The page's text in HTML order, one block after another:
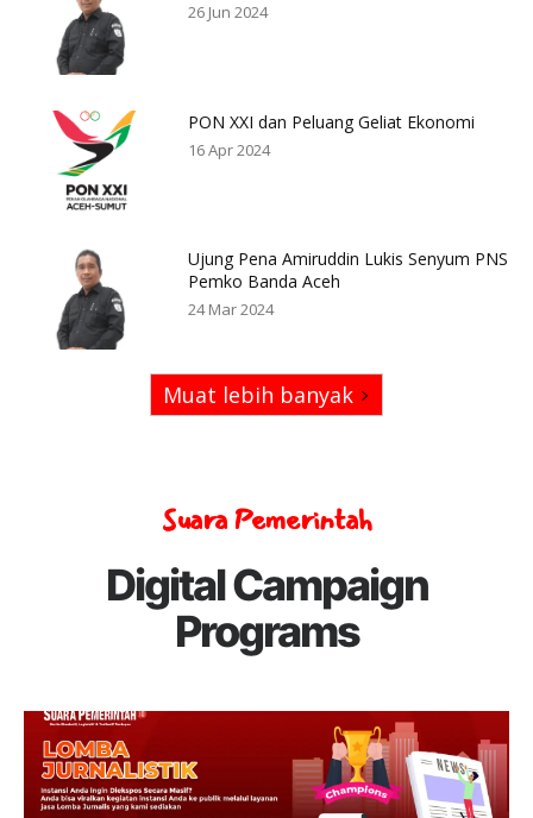
26 Jun 2024
PON XXI dan Peluang Geliat Ekonomi
16 Apr 2024
Ujung Pena Amiruddin Lukis Senyum PNS
Pemko Banda Aceh
24 Mar 2024
Muat lebih banyak
Suara Pemerintah
Digital Campaign
Programs